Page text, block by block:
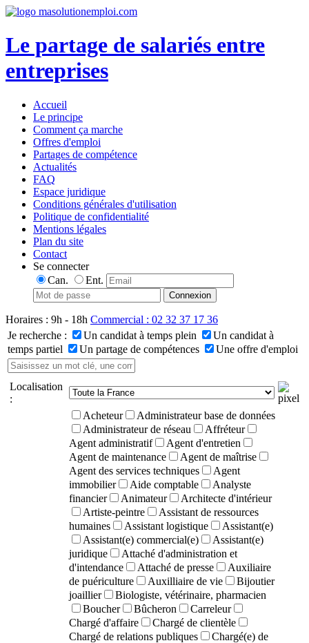
Le partage de salariés entre
entreprises
Accueil
Le principe
Comment ça marche
Offres d'emploi
Partages de compétence
Actualités
FAQ
Espace juridique
Conditions générales d'utilisation
Politique de confidentialité
Mentions légales
Plan du site
Contact
Se connecter
Can.
Ent.
Horaires : 9h - 18h Commercial : 02 32 37 17 36
Je recherche :
Un candidat à temps plein
Un candidat à
temps partiel
Un partage de compétences Une offre d'emploi
Localisation
:
Acheteur
Administrateur base de données
Administrateur de réseau
Affréteur
Agent administratif
Agent d'entretien
Agent de maintenance
Agent de maîtrise
Agent des services techniques
Agent
immobilier
Aide comptable
Analyste
financier
Animateur
Architecte d'intérieur
Artiste-peintre
Assistant de ressources
humaines
Assistant logistique
Assistant(e)
Assistant(e) commercial(e)
Assistant(e)
juridique
Attaché d'administration et
d'intendance
Attaché de presse
Auxiliaire
de puériculture
Auxilliaire de vie
Bijoutier
joaillier
Biologiste, vétérinaire, pharmacien
Boucher
Bûcheron
Carreleur
Chargé d'affaire
Chargé de clientèle
Chargé de relations publiques
Chargé(e) de